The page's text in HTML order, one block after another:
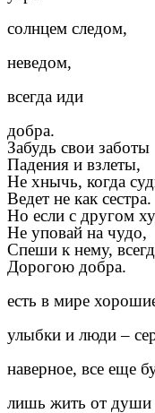
солнцем следом,
Хоть
неведом,
Иди,
всегда иди
добра.
Забудь свои заботы
Падения и взлеты,
Не хнычь, когда
Ведет не как сестра.
Но если с другом
Не уповай на чудо,
Спеши к нему,
Дорогою добра.
А
есть в мире
улыбки и люди –
А
наверное, все еще
лишь жить от души